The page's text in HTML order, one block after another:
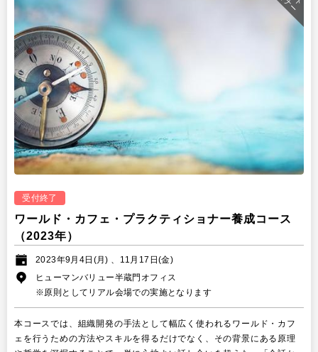
受付終了
ワールド・カフェ・プラクティショナー養成コース
（2023年）
2023年9月4日(月) 、11月17日(金)
ヒューマンバリュー半蔵門オフィス
※原則としてリアル会場での実施となります
本コースでは、組織開発の手法として幅広く使われるワールド・カフ
ェを行うための方法やスキルを得るだけでなく、その背景にある原理